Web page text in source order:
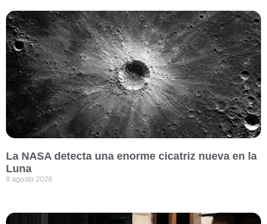
La NASA detecta una enorme cicatriz nueva en la
Luna
8 agosto 2026